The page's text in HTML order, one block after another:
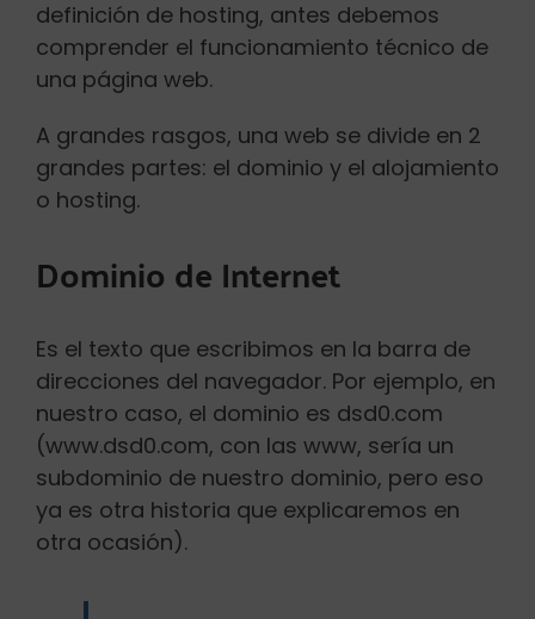
definición de hosting, antes debemos
comprender el funcionamiento técnico de
una página web.
A grandes rasgos, una web se divide en 2
grandes partes: el dominio y el alojamiento
o hosting.
Dominio de Internet
Es el texto que escribimos en la barra de
direcciones del navegador. Por ejemplo, en
nuestro caso, el dominio es dsd0.com
(www.dsd0.com, con las www, sería un
subdominio de nuestro dominio, pero eso
ya es otra historia que explicaremos en
otra ocasión).